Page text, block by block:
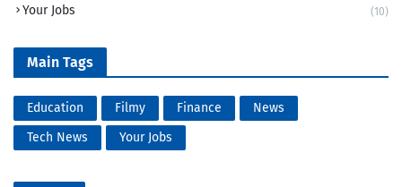
Your Jobs (10)
Main Tags
Education Filmy Finance
News
Tech News
Your Jobs